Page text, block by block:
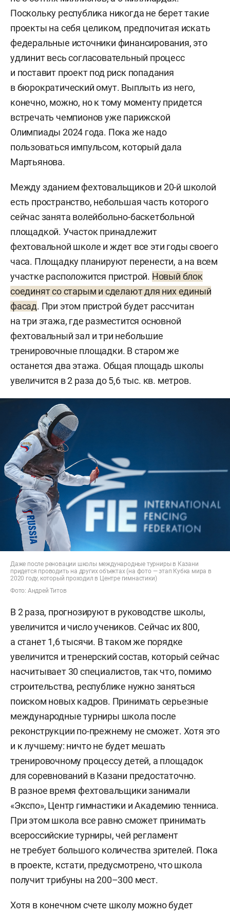
Поскольку республика никогда не берет такие
проекты на себя целиком, предпочитая искать
федеральные источники финансирования, это
удлинит весь согласовательный процесс
и поставит проект под риск попадания
в бюрократический омут. Выплыть из него,
конечно, можно, но к тому моменту придется
встречать чемпионов уже парижской
Олимпиады 2024 года. Пока же надо
пользоваться импульсом, который дала
Мартьянова.
Между зданием фехтовальщиков и 20-й школой
есть пространство, небольшая часть которого
сейчас занята волейбольно-баскетбольной
площадкой. Участок принадлежит
фехтовальной школе и ждет все эти годы своего
часа. Площадку планируют перенести, а на всем
участке расположится пристрой. Новый блок
соединят со старым и сделают для них единый
фасад. При этом пристрой будет рассчитан
на три этажа, где разместится основной
фехтовальный зал и три небольшие
тренировочные площадки. В старом же
останется два этажа. Общая площадь школы
увеличится в 2 раза до 5,6 тыс. кв. метров.
Даже после реновации школы международные турниры в Казани
придется проводить на других объектах (на фото — этап Кубка мира в
2020 году, который проходил в Центре гимнастики)
Фото: Андрей Титов
В 2 раза, прогнозируют в руководстве школы,
увеличится и число учеников. Сейчас их 800,
а станет 1,6 тысячи. В таком же порядке
увеличится и тренерский состав, который сейчас
насчитывает 30 специалистов, так что, помимо
строительства, республике нужно заняться
поиском новых кадров. Принимать серьезные
международные турниры школа после
реконструкции по-прежнему не сможет. Хотя это
и к лучшему: ничто не будет мешать
тренировочному процессу детей, а площадок
для соревнований в Казани предостаточно.
В разное время фехтовальщики занимали
«Экспо», Центр гимнастики и Академию тенниса.
При этом школа все равно сможет принимать
всероссийские турниры, чей регламент
не требует большого количества зрителей. Пока
в проекте, кстати, предусмотрено, что школа
получит трибуны на 200–300 мест.
Хотя в конечном счете школу можно будет